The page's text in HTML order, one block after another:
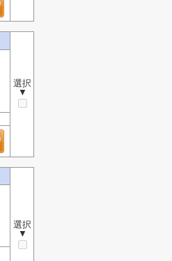
選択
▼
選択
▼